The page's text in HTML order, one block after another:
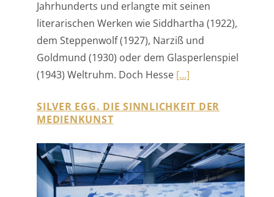
Goldmund (1930) oder dem Glasperlenspiel
(1943) Weltruhm. Doch Hesse[…]
SILVER EGG. DIE SINNLICHKEIT DER
MEDIENKUNST